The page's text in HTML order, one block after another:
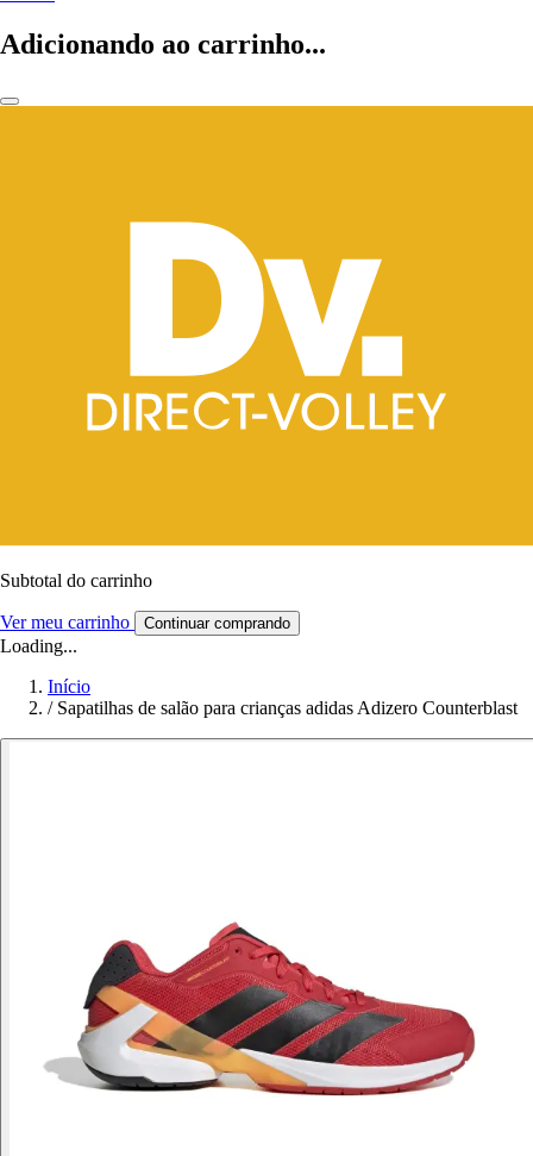
Adicionando ao carrinho...
Subtotal do carrinho
Ver meu carrinho Continuar comprando
Loading...
Início
/ Sapatilhas de salão para crianças adidas Adizero Counterblast